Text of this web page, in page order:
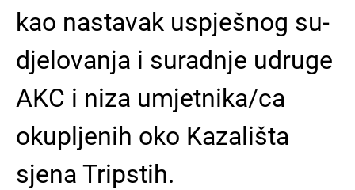
kao nastavak uspješnog su-
djelovanja i suradnje udruge
AKC i niza umjetnika/ca
okupljenih oko Kazališta
sjena Tripstih.